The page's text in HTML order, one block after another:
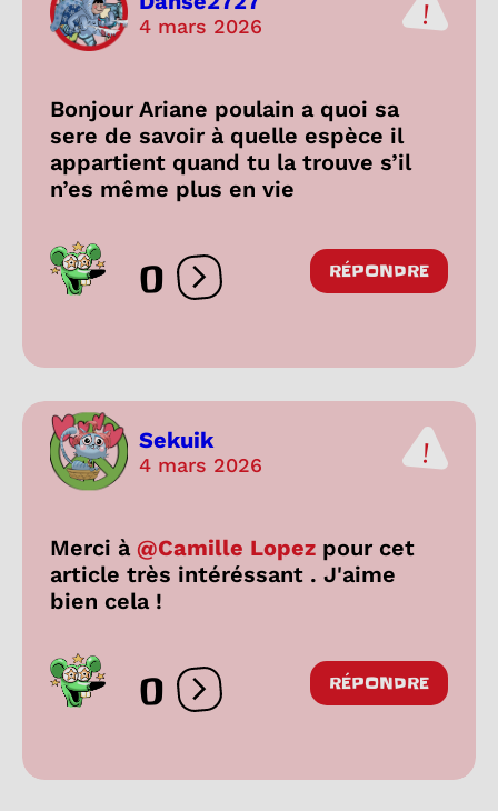
4 mars 2026
Bonjour Ariane poulain a quoi sa
sere de savoir à quelle espèce il
appartient quand tu la trouve s’il
n’es même plus en vie
0 Ouvrir les réactions
RÉPONDRE
Sekuik
4 mars 2026
Merci à @Camille Lopez pour cet
article très intéréssant . J'aime
bien cela !
0 Ouvrir les réactions
RÉPONDRE